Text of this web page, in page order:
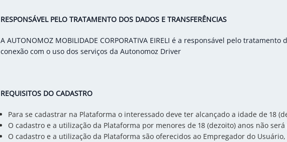
RESPONSÁVEL PELO TRATAMENTO DOS DADOS E TRANSFERÊNCIAS
A AUTONOMOZ MOBILIDADE CORPORATIVA EIRELI é a responsável pelo
conexão com o uso dos serviços da Autonomoz Driver
REQUISITOS DO CADASTRO
Para se cadastrar na Plataforma o interessado deve ter alcançado a idade de 18
O cadastro e a utilização da Plataforma por menores de 18 (dezoito) anos não
O cadastro e a utilização da Plataforma são oferecidos ao Empregador do